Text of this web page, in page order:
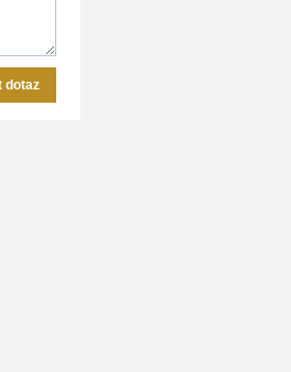
dotaz